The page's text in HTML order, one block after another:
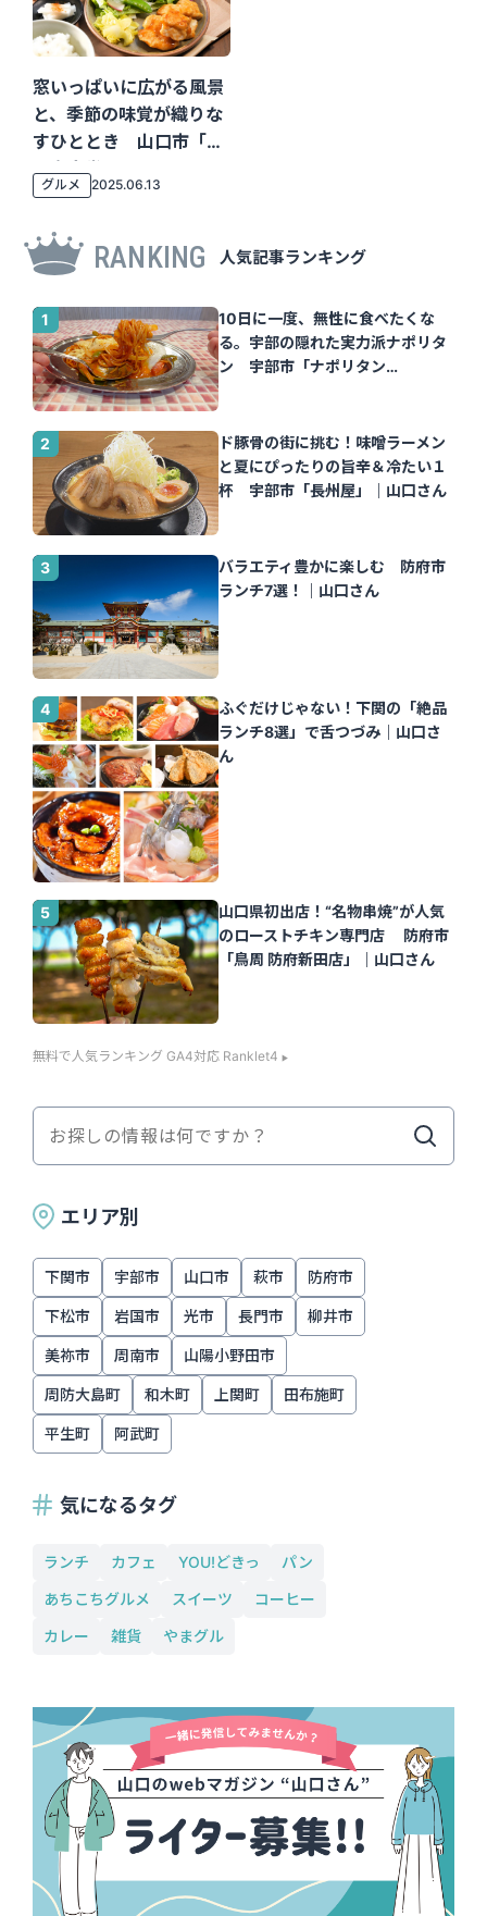
窓いっぱいに広がる風景
と、季節の味覚が織りな
すひととき 山口市「名
田島食堂」
グルメ 2025.06.13
RANKING 人気記事ランキング
10日に一度、無性に食べたくな
る。宇部の隠れた実力派ナポリタ
ン 宇部市「ナポリタン
ド豚骨の街に挑む！味噌ラーメン
と夏にぴったりの旨辛＆冷たい１
杯 宇部市「長州屋」｜山口さん
バラエティ豊かに楽しむ 防府市
ランチ7選！｜山口さん
ふぐだけじゃない！下関の「絶品
ランチ8選」で舌つづみ｜山口さ
ん
山口県初出店！“名物串焼”が人気
のローストチキン専門店 防府市
「鳥周 防府新田店」｜山口さん
無料で人気ランキング GA4対応 Ranklet4
エリア別
下関市 宇部市 山口市 萩市 防府市
下松市 岩国市 光市 長門市 柳井市
美祢市 周南市 山陽小野田市
周防大島町 和木町 上関町 田布施町
平生町 阿武町
気になるタグ
ランチ カフェ YOU!どきっ
パン
あちこちグルメ
スイーツ
コーヒー
カレー
雑貨 やまグル